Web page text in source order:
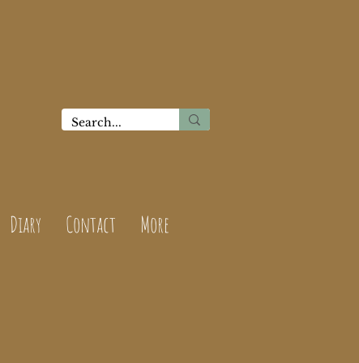
Diary Contact More